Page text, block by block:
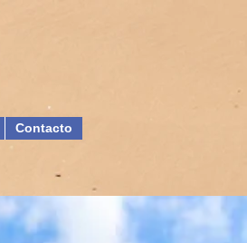
Contacto